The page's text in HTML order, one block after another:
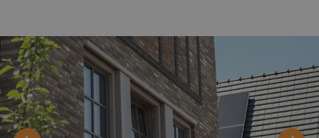
Kozijnindustrie
CAD- en Bestekservice
Bouwdetails